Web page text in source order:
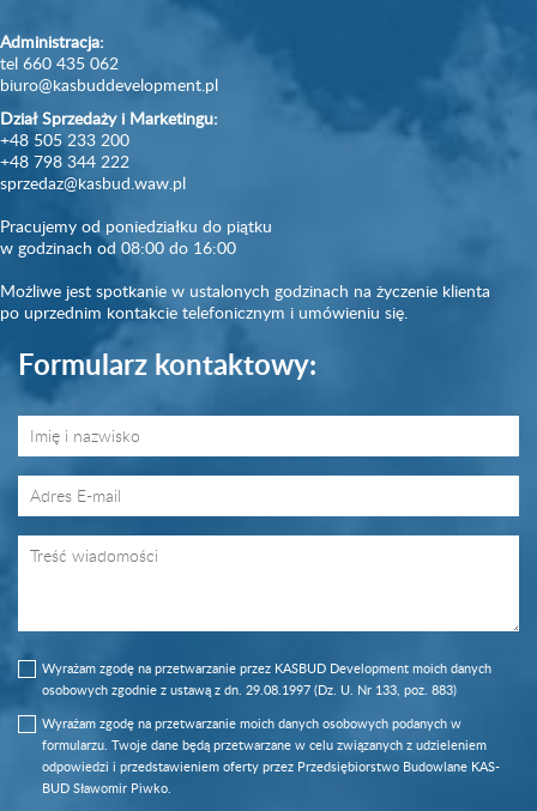
Administracja:
tel 660 435 062
biuro@kasbuddevelopment.pl
Dział Sprzedaży i Marketingu:
+48 505 233 200
+48 798 344 222
sprzedaz@kasbud.waw.pl
Pracujemy od poniedziałku do piątku
w godzinach od 08:00 do 16:00
Możliwe jest spotkanie w ustalonych godzinach na życzenie klienta
po uprzednim kontakcie telefonicznym i umówieniu się.
Formularz kontaktowy:
Wyrażam zgodę na przetwarzanie przez KASBUD Development moich danych
osobowych zgodnie z ustawą z dn. 29.08.1997 (Dz. U. Nr 133, poz. 883)
Wyrażam zgodę na przetwarzanie moich danych osobowych podanych w
formularzu. Twoje dane będą przetwarzane w celu związanych z udzieleniem
odpowiedzi i przedstawieniem oferty przez Przedsiębiorstwo Budowlane KAS-
BUD Sławomir Piwko.